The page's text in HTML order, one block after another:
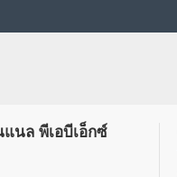
นล พีเอบีเอ็กซ์